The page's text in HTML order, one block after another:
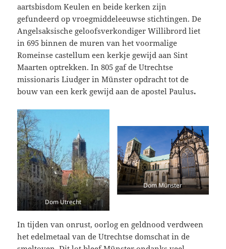
aartsbisdom Keulen en beide kerken zijn
gefundeerd op vroegmiddeleeuwse stichtingen. De
Angelsaksische geloofsverkondiger Willibrord liet
in 695 binnen de muren van het voormalige
Romeinse castellum een kerkje gewijd aan Sint
Maarten optrekken. In 805 gaf de Utrechtse
missionaris Liudger in Münster opdracht tot de
bouw van een kerk gewijd aan de apostel Paulus.
Dom Utrecht
Dom Münster
In tijden van onrust, oorlog en geldnood verdween
het edelmetaal van de Utrechtse domschat in de